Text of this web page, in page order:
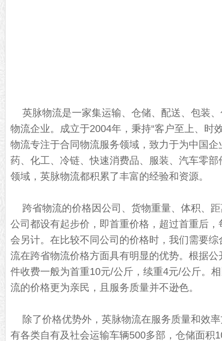
英脉物流是一家集运输、仓储、配送、包装
物流企业。成立于2004年，秉持“客户至上、时
物流专注于合同物流服务领域，致力于为中国
药、化工、冷链、快速消费品、服装、汽车零
领域，英脉物流都积累了丰富的经验和资源。
跨省物流的价格因公司、货物重量、体积、
公司都设有起步价，即首重价格，超过首重后
会另计。在比较不同公司的价格时，我们需要
流在跨省物流价格方面具有明显的优势。根据
件收费一般为首重10元/公斤，续重4元/公斤。
流的价格更为亲民，且服务质量并不逊色。
除了价格优势外，英脉物流在服务质量和效
有各类自有及社会运输车辆500多部，仓储面积